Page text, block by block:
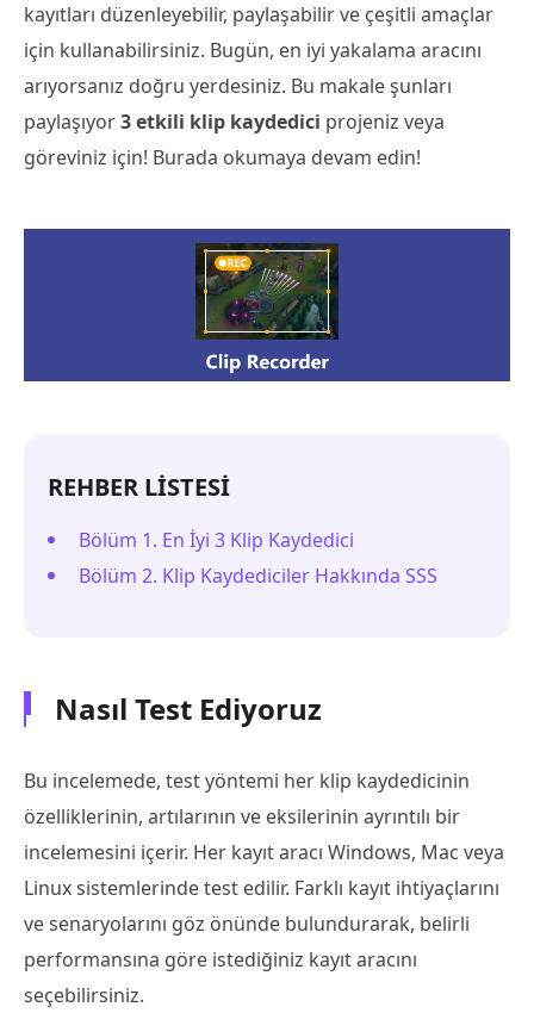
kayıtları düzenleyebilir, paylaşabilir ve çeşitli amaçlar
için kullanabilirsiniz. Bugün, en iyi yakalama aracını
arıyorsanız doğru yerdesiniz. Bu makale şunları
paylaşıyor3 etkili klip kaydedici projeniz veya
göreviniz için! Burada okumaya devam edin!
REHBER LİSTESİ
Bölüm 1. En İyi 3 Klip Kaydedici
Bölüm 2. Klip Kaydediciler Hakkında SSS
Nasıl Test Ediyoruz
Bu incelemede, test yöntemi her klip kaydedicinin
özelliklerinin, artılarının ve eksilerinin ayrıntılı bir
incelemesini içerir. Her kayıt aracı Windows, Mac veya
Linux sistemlerinde test edilir. Farklı kayıt ihtiyaçlarını
ve senaryolarını göz önünde bulundurarak, belirli
performansına göre istediğiniz kayıt aracını
seçebilirsiniz.